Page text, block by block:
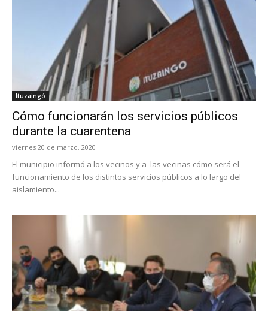
Ituzaingó
Cómo funcionarán los servicios públicos
durante la cuarentena
viernes 20 de marzo, 2020
El municipio informó a los vecinos y a las vecinas cómo será el
funcionamiento de los distintos servicios públicos a lo largo del
aislamiento...